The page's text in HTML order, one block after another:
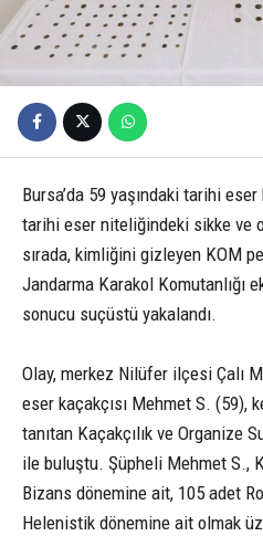
Bursa’da 59 yaşındaki tarihi
tarihi eser niteliğindeki sikke ve
sırada, kimliğini gizleyen KOM
Jandarma Karakol Komutanlığı
sonucu suçüstü yakalandı.
Olay, merkez Nilüfer ilçesi Çalı
eser kaçakçısı Mehmet S. (59),
tanıtan Kaçakçılık ve Organize
ile buluştu. Şüpheli Mehmet S.,
Bizans dönemine ait, 105 adet
Helenistik dönemine ait olmak